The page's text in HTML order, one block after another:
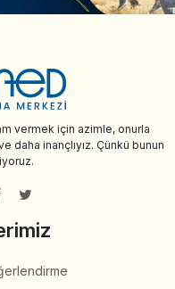
vermek için azimle, onurla
daha inançlıyız. Çünkü bunun